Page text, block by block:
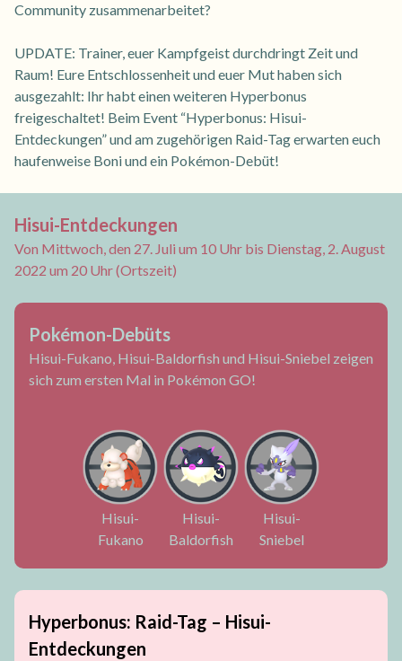
Community zusammenarbeitet?
UPDATE: Trainer, euer Kampfgeist durchdringt Zeit und
Raum! Eure Entschlossenheit und euer Mut haben sich
ausgezahlt: Ihr habt einen weiteren Hyperbonus
freigeschaltet! Beim Event “Hyperbonus: Hisui-
Entdeckungen” und am zugehörigen Raid-Tag erwarten euch
haufenweise Boni und ein Pokémon-Debüt!
Hisui-Entdeckungen
Von Mittwoch, den 27. Juli um 10 Uhr bis Dienstag, 2. August
2022 um 20 Uhr (Ortszeit)
Pokémon-Debüts
Hisui-Fukano, Hisui-Baldorfish und Hisui-Sniebel zeigen
sich zum ersten Mal in Pokémon GO!
Hisui-
Fukano
Hisui-
Baldorfish
Hisui-
Sniebel
Hyperbonus: Raid-Tag – Hisui-
Entdeckungen